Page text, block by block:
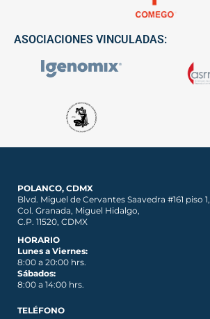
ASOCIACIONES VINCULADAS:
POLANCO, CDMX
Blvd. Miguel de Cervantes Saavedra #161 piso 1,
Col. Granada, Miguel Hidalgo,
C.P. 11520, CDMX
HORARIO
Lunes a Viernes:
8:00 a 20:00 hrs.
Sábados:
8:00 a 14:00 hrs.
TELÉFONO